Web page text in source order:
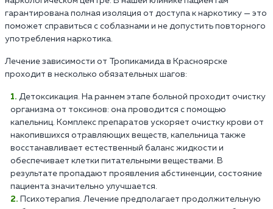
гарантирована полная изоляция от доступа к наркотику — это
поможет справиться с соблазнами и не допустить повторного
употребления наркотика.
Лечение зависимости от Тропикамида в Красноярске
проходит в несколько обязательных шагов:
Детоксикация. На раннем этапе больной проходит очистку
организма от токсинов: она проводится с помощью
капельниц. Комплекс препаратов ускоряет очистку крови от
накопившихся отравляющих веществ, капельница также
восстанавливает естественный баланс жидкости и
обеспечивает клетки питательными веществами. В
результате пропадают проявления абстиненции, состояние
пациента значительно улучшается.
Психотерапия. Лечение предполагает продолжительную